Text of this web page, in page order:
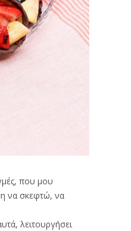
που μου
να σκεφτώ, να
λειτουργήσει